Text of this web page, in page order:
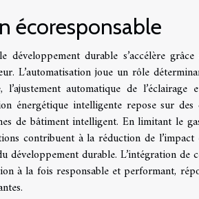
écoresponsable
durable s’accélère
L’automatisation joue un rôle
l’ajustement automatique de
énergétique intelligente repose sur
de bâtiment intelligent. En limitant le
contribuent à la réduction de
durable. L’intégration de
à la fois responsable et performant,